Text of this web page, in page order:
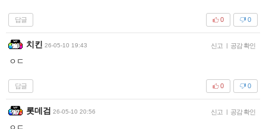
답글 0
0
치킨 26-05-10 19:43 신고 | 공감 확인
ㅇㄷ
답글 0
0
롯데검 26-05-10 20:56 신고 | 공감 확인